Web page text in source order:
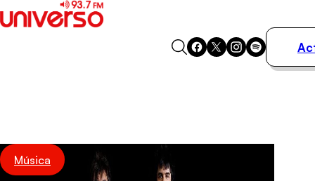
Podcasts
Música